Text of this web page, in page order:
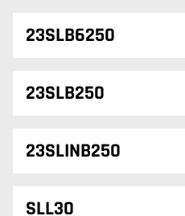
23SLB6250
23SLB250
23SLINB250
SLL30